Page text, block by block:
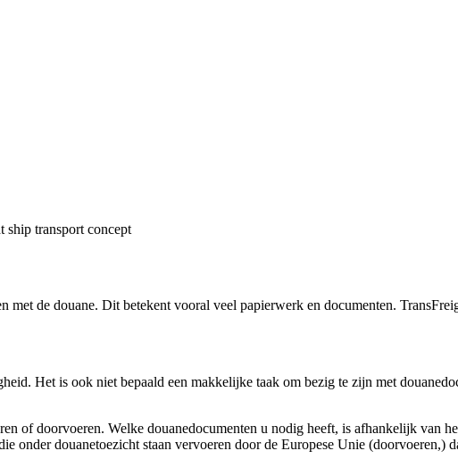
de douane. Dit betekent vooral veel papierwerk en documenten.
Het is ook niet bepaald een makkelijke taak om bezig te zijn met
of doorvoeren. Welke douanedocumenten u nodig heeft, is afhankelijk van
onder douanetoezicht staan vervoeren door de Europese Unie (doorvoeren,)